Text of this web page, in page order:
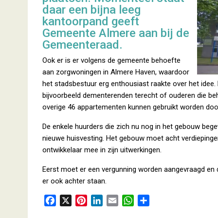
daar een bijna leeg
kantoorpand geeft
Gemeente Almere aan bij de
Gemeenteraad.
Ook er is er volgens de gemeente behoefte
aan zorgwoningen in Almere Haven, waardoor
het stadsbestuur erg enthousiast raakte over het
bijvoorbeeld dementerenden terecht of ouderen die
overige 46 appartementen kunnen gebruikt worden
De enkele huurders die zich nu nog in het gebouw
nieuwe huisvesting. Het gebouw moet acht
ontwikkelaar mee in zijn uitwerkingen.
Eerst moet er een vergunning worden aangevraagd
er ook achter staan.
W